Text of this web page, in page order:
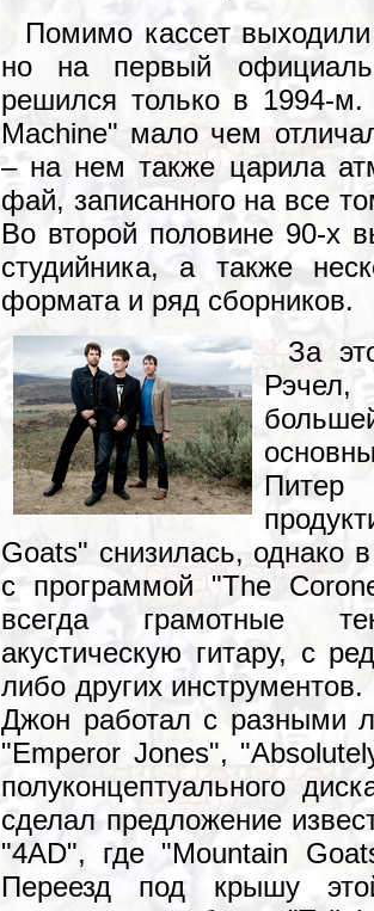
Помимо кассет
но на первый
решился только в 1994-
Machine" мало чем
– на нем также царила
фай, записанного на все
Во второй половине 90-х
студийника, а также
формата и ряд сборников.
За
Goats" снизилась, однако
с программой "The
всегда грамотные
акустическую гитару, с
либо других
Джон работал с разными
"Emperor Jones",
полуконцептуального
сделал предложение
"4AD", где "Mountain
Переезд под крышу